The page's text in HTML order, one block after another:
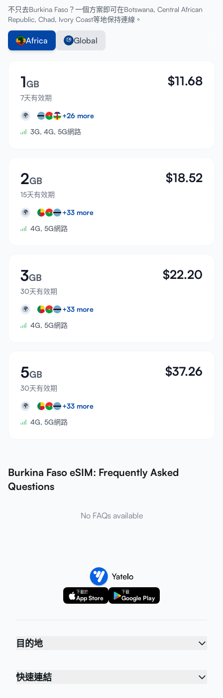
不只去Burkina Faso？一個方案即可在Botswana, Central African
Republic, Chad, Ivory Coast等地保持連線。
Africa Global
1GB
7天有效期
$11.68
🌍 +26 more
3G, 4G, 5G網路
2GB
15天有效期
$18.52
🌍 +33 more
4G, 5G網路
3GB
30天有效期
$22.20
🌍 +33 more
4G, 5G網路
5GB
30天有效期
$37.26
🌍 +33 more
4G, 5G網路
Burkina Faso eSIM: Frequently Asked
Questions
No FAQs available
下載於
App Store
下載
Google Play
目的地
快速連結